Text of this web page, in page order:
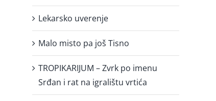
Lekarsko uverenje
Malo misto pa još Tisno
TROPIKARIJUM – Zvrk po imenu
Srđan i rat na igralištu vrtića